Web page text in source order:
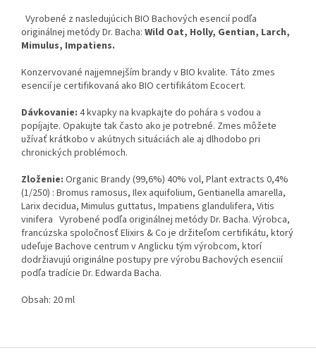
Vyrobené z nasledujúcich BIO Bachových esencií podľa
originálnej metódy Dr. Bacha: Wild Oat, Holly, Gentian, Larch,
Mimulus, Impatiens.
Konzervované najjemnejším brandy v BIO kvalite. Táto zmes
esencií je certifikovaná ako BIO certifikátom Ecocert.
Dávkovanie: 4 kvapky na kvapkajte do pohára s vodou a
popíjajte. Opakujte tak často ako je potrebné. Zmes môžete
užívať krátkobo v akútnych situáciách ale aj dlhodobo pri
chronických problémoch.
Zloženie: Organic Brandy (99,6%) 40% vol, Plant extracts 0,4%
(1/250) : Bromus ramosus, Ilex aquifolium, Gentianella amarella,
Larix decidua, Mimulus guttatus, Impatiens glandulifera, Vitis
vinifera Vyrobené podľa originálnej metódy Dr. Bacha. Výrobca,
francúzska spoločnosť Elixirs & Co je držiteľom certifikátu, ktorý
udeľuje Bachove centrum v Anglicku tým výrobcom, ktorí
dodržiavujú originálne postupy pre výrobu Bachových esenciií
podľa tradície Dr. Edwarda Bacha.
Obsah: 20 ml